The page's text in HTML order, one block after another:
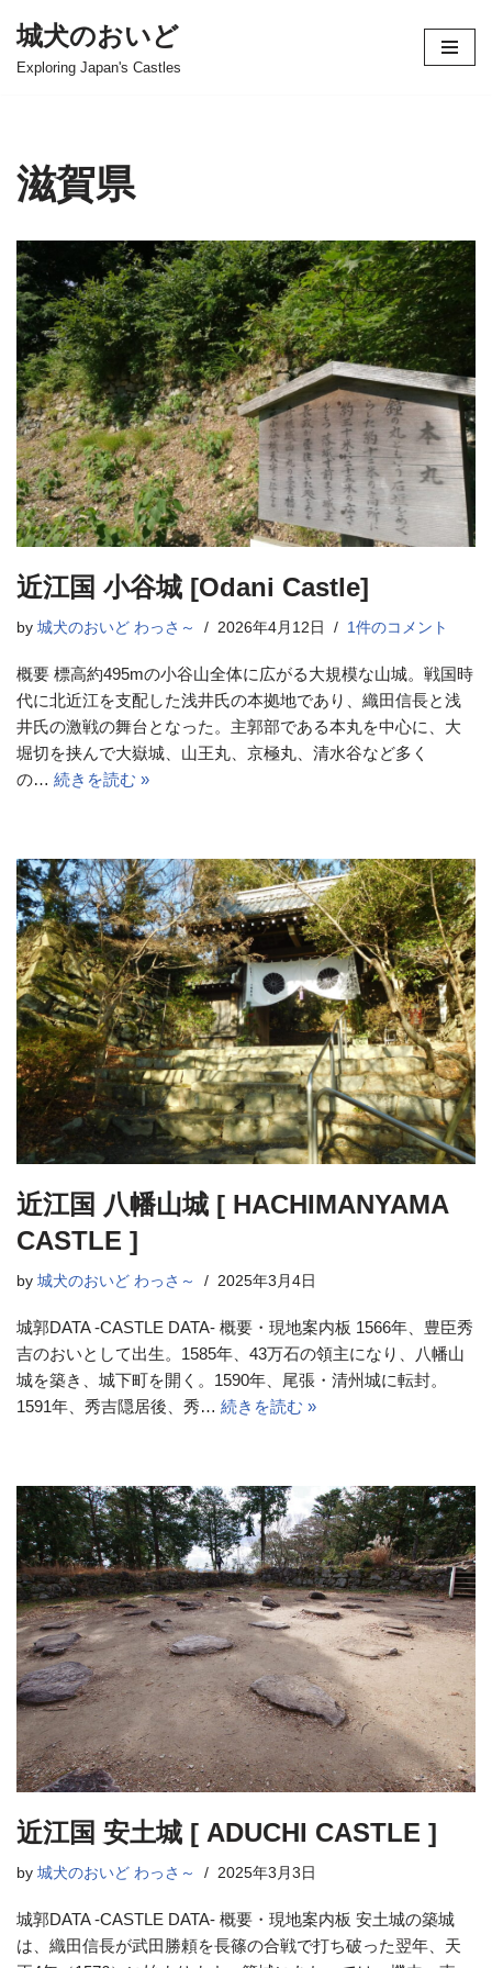
コ
ツ
へ
キ
ッ
プ
城犬のおいど
Exploring Japan's Castles
滋賀県
近江国 小谷城 [Odani Castle]
by 城犬のおいど わっさ～ 2026年4月12日 1件のコメント
概要 標高約495mの小谷山全体に広がる大規模な山城。戦国時
代に北近江を支配した浅井氏の本拠地であり、織田信長と浅
井氏の激戦の舞台となった。主郭部である本丸を中心に、大
堀切を挟んで大嶽城、山王丸、京極丸、清水谷など多く
の… 続きを読む »
近江国 八幡山城 [ HACHIMANYAMA
CASTLE ]
by 城犬のおいど わっさ～ 2025年3月4日
城郭DATA -CASTLE DATA- 概要・現地案内板 1566年、豊臣秀
吉のおいとして出生。1585年、43万石の領主になり、八幡山
城を築き、城下町を開く。1590年、尾張・清州城に転封。
1591年、秀吉隠居後、秀… 続きを読む »
近江国 安土城 [ ADUCHI CASTLE ]
by 城犬のおいど わっさ～ 2025年3月3日
城郭DATA -CASTLE DATA- 概要・現地案内板 安土城の築城
は、織田信長が武田勝頼を長篠の合戦で打ち破った翌年、天